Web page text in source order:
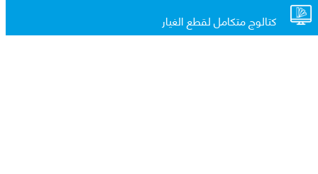
كتالوج متكامل لقطع الغيار